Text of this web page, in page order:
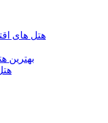
هتل های
بهترین